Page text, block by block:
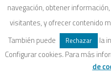
29 febrero, 2016
Mañana se celebra
navegación, obtener
visitantes, y ofrecer contenido
También puede
Rechazar
la
Configurar cookies. Para más
de